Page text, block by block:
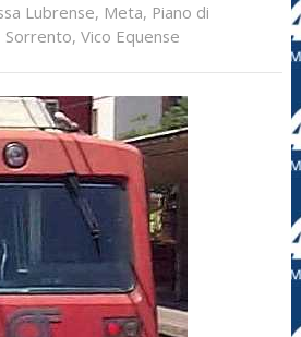
Lubrense, Meta, Piano di
Sorrento, Vico Equense